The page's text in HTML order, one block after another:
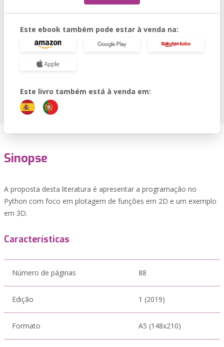
Este ebook também pode estar à venda na:
Este livro também está à venda em:
Sinopse
A proposta desta literatura é apresentar a programação no
Python com foco em plotagem de funções em 2D e um exemplo
em 3D.
Características
Número de páginas 88
Edição 1 (2019)
Formato A5 (148x210)